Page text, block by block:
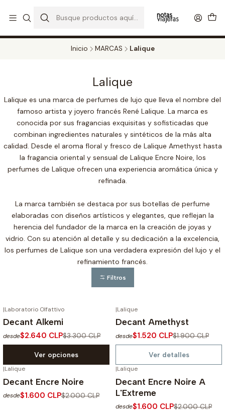
TODOS LOS DECANTS
Inicio MARCAS Lalique
Lalique
Lalique es una marca de perfumes de lujo que lleva el nombre del
famoso artista y joyero francés René Lalique. La marca es
conocida por sus fragancias exquisitas y sofisticadas que
combinan ingredientes naturales y sintéticos de la más alta
calidad. Desde el aroma floral y fresco de Lalique Amethyst hasta
la fragancia oriental y sensual de Lalique Encre Noire, los
perfumes de Lalique ofrecen una experiencia aromática única y
refinada.
La marca también se destaca por sus botellas de perfume
elaboradas con diseños artísticos y elegantes, que reflejan la
herencia del fundador de la marca en la creación de joyas y
vidrio. Con su atención al detalle y su dedicación a la excelencia,
los perfumes de Lalique son una verdadera expresión del lujo y el
refinamiento francés.
Filtros
-20% OFF
|Laboratorio Olfattivo
Decant Alkemi
desde$2.640 CLP$3.300 CLP
Ver opciones
-20%
No disponible
|Lalique
Decant Amethyst
desde$1.520 CLP$1.900 CLP
Ver detalles
-20%
|Lalique
Decant Encre Noire
desde$1.600 CLP$2.000 CLP
-20%
|Lalique
Decant Encre Noire A
L'Extreme
desde$1.600 CLP$2.000 CLP